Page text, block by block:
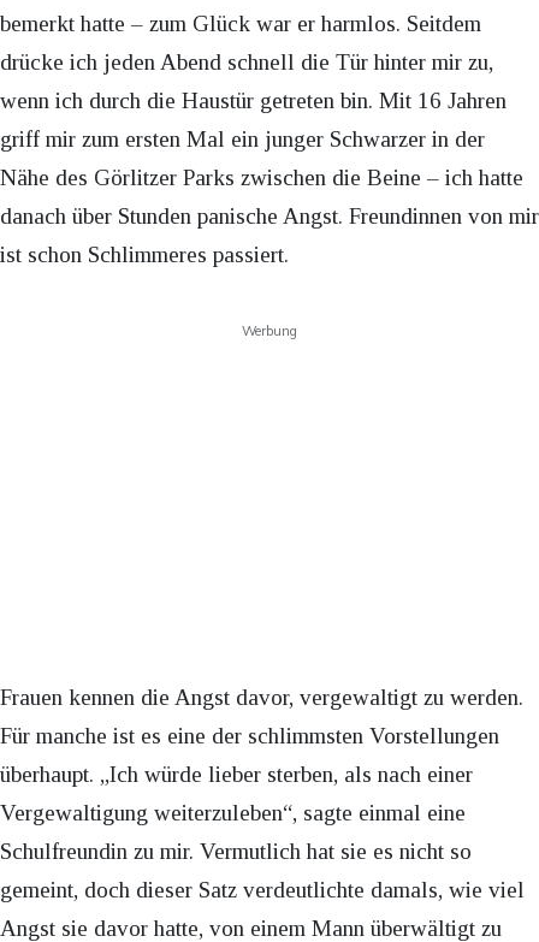
bemerkt hatte – zum Glück war er harmlos. Seitdem
drücke ich jeden Abend schnell die Tür hinter mir zu,
wenn ich durch die Haustür getreten bin. Mit 16 Jahren
griff mir zum ersten Mal ein junger Schwarzer in der
Nähe des Görlitzer Parks zwischen die Beine – ich hatte
danach über Stunden panische Angst. Freundinnen von mir
ist schon Schlimmeres passiert.
Werbung
Frauen kennen die Angst davor, vergewaltigt zu werden.
Für manche ist es eine der schlimmsten Vorstellungen
überhaupt. „Ich würde lieber sterben, als nach einer
Vergewaltigung weiterzuleben“, sagte einmal eine
Schulfreundin zu mir. Vermutlich hat sie es nicht so
gemeint, doch dieser Satz verdeutlichte damals, wie viel
Angst sie davor hatte, von einem Mann überwältigt zu